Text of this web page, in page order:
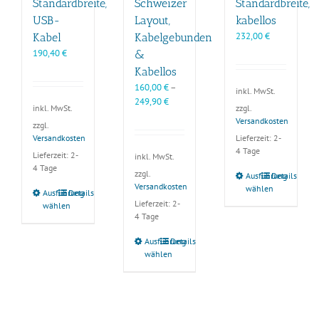
Standardbreite,
USB-
Kabel
190,40€
inkl. MwSt.
zzgl.
Versandkosten
Lieferzeit: 2-
4 Tage
Ausführung
wählen
Dieses
Produkt
Details
Schweizer
Layout,
Kabelgebunden
&
Kabellos
160,00€–
249,90€
inkl. MwSt.
zzgl.
Versandkosten
Lieferzeit: 2-
4 Tage
Ausführung
wählen
Dieses
Produkt
Details
Standardbreite,
kabellos
232,00€
inkl. MwSt.
zzgl.
Versandkosten
Lieferzeit: 2-
4 Tage
Ausführung
wählen
Dieses
Produkt
Details